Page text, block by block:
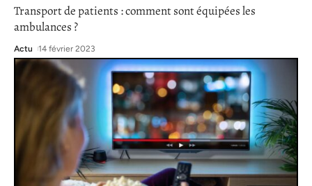
Transport de patients : comment sont équipées les
ambulances ?
Actu 14 février 2023